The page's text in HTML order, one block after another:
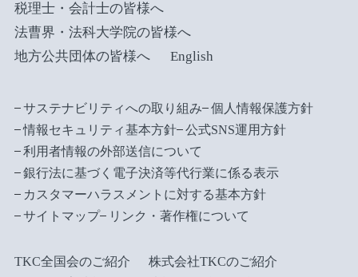
税理士・会計士の皆様へ
法曹界・法科大学院の皆様へ
地方公共団体の皆様へ
English
サステナビリティへの取り組み
個人情報保護方針
情報セキュリティ基本方針
公式SNS運用方針
利用者情報の外部送信について
銀行法に基づく電子決済等代行業に係る表示
カスタマーハラスメントに対する基本方針
サイトマップ
リンク・著作権について
TKC全国会のご紹介
株式会社TKCのご紹介